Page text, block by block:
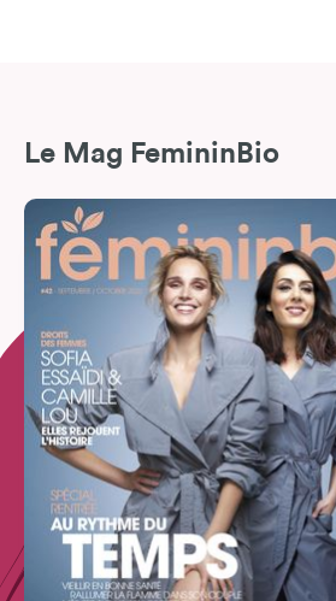
Le Mag FemininBio